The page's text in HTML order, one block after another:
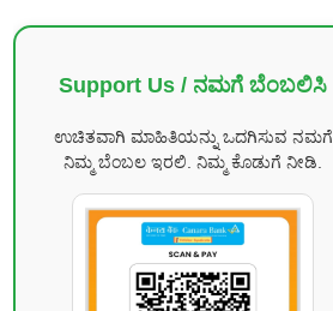
Support Us / ನಮಗೆ ಬೆಂಬಲಿಸಿ
ಉಚಿತವಾಗಿ ಮಾಹಿತಿಯನ್ನು ಒದಗಿಸುವ ನಮಗೆ
ನಿಮ್ಮ ಬೆಂಬಲ ಇರಲಿ. ನಿಮ್ಮ ಕೊಡುಗೆ ನೀಡಿ.